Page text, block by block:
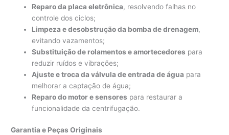
Reparo da placa eletrônica, resolvendo falhas no
controle dos ciclos;
Limpeza e desobstrução da bomba de drenagem,
evitando vazamentos;
Substituição de rolamentos e amortecedores para
reduzir ruídos e vibrações;
Ajuste e troca da válvula de entrada de água para
melhorar a captação de água;
Reparo do motor e sensores para restaurar a
funcionalidade da centrifugação.
Garantia e Peças Originais